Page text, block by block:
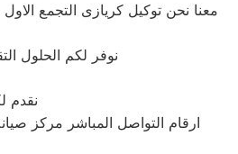
معنا نحن توكيل كريازى التجمع
نوفر لكم الحلول
نقدم